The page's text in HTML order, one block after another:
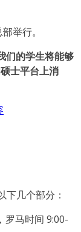
举行。
们的学生将能够
士平台上消
几个部分：
罗马时间 9:00-